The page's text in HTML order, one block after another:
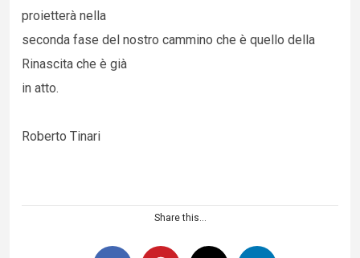
proietterà nella
seconda fase del nostro cammino che è quello della
Rinascita che è già
in atto.
Roberto Tinari
Share this...